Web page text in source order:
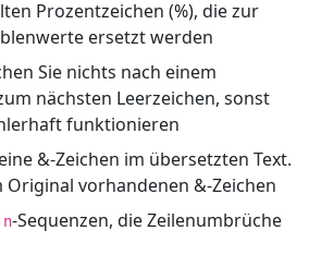
Prozentzeichen (%), die zur
ersetzt werden
Sie nichts nach einem
nächsten Leerzeichen, sonst
funktionieren
&-Zeichen im übersetzten Text.
Original vorhandenen &-Zeichen
n-Sequenzen, die Zeilenumbrüche